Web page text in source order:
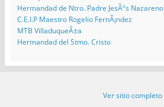
Hermandad de Ntro. Padre JesÃºs Nazareno
C.E.I.P Maestro Rogelio FernÃ¡ndez
MTB VilladuqueÃ±a
Hermandad del Stmo. Cristo
Ver sitio completo